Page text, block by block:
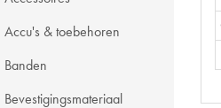
Accu's & toebehoren
Banden
Bevestigingsmateriaal